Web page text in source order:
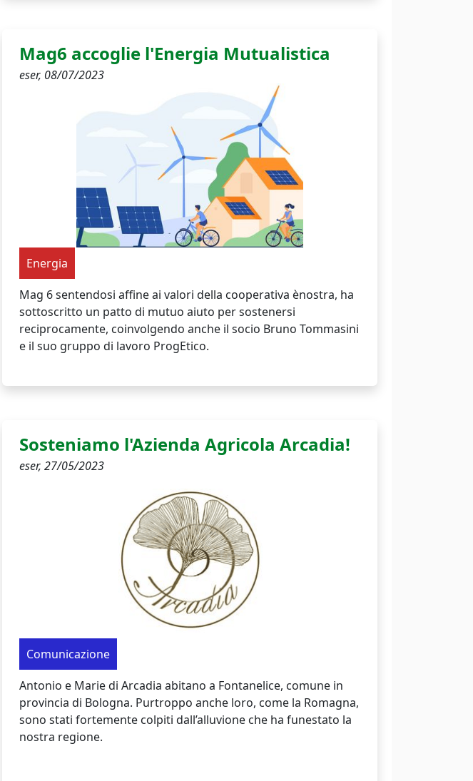
Mag6 accoglie l'Energia Mutualistica
eser, 08/07/2023
Energia
Mag 6 sentendosi affine ai valori della cooperativa ènostra, ha
sottoscritto un patto di mutuo aiuto per sostenersi
reciprocamente, coinvolgendo anche il socio Bruno Tommasini
e il suo gruppo di lavoro ProgEtico.
Sosteniamo l'Azienda Agricola Arcadia!
eser, 27/05/2023
Comunicazione
Antonio e Marie di Arcadia abitano a Fontanelice, comune in
provincia di Bologna. Purtroppo anche loro, come la Romagna,
sono stati fortemente colpiti dall’alluvione che ha funestato la
nostra regione.